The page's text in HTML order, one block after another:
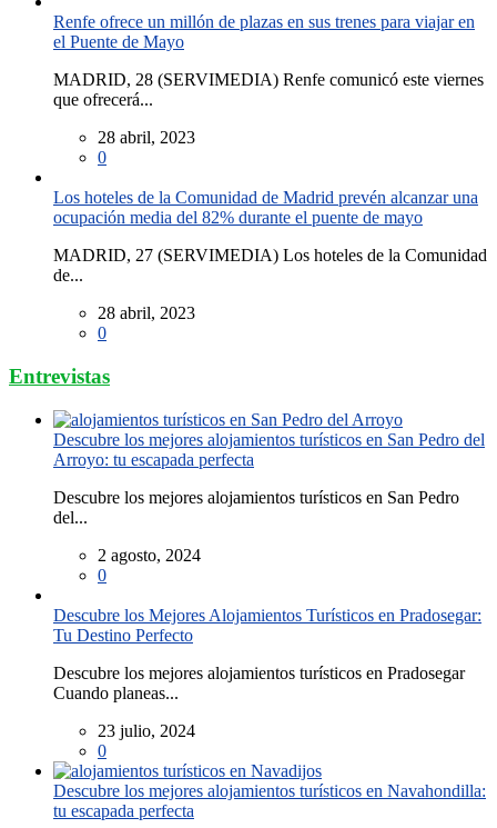
Renfe ofrece un millón de plazas en sus trenes para viajar en
el Puente de Mayo
MADRID, 28 (SERVIMEDIA) Renfe comunicó este viernes
que ofrecerá...
28 abril, 2023
0
Los hoteles de la Comunidad de Madrid prevén alcanzar una
ocupación media del 82% durante el puente de mayo
MADRID, 27 (SERVIMEDIA) Los hoteles de la Comunidad
de...
28 abril, 2023
0
Entrevistas
Descubre los mejores alojamientos turísticos en San Pedro del
Arroyo: tu escapada perfecta
Descubre los mejores alojamientos turísticos en San Pedro
del...
2 agosto, 2024
0
Descubre los Mejores Alojamientos Turísticos en Pradosegar:
Tu Destino Perfecto
Descubre los mejores alojamientos turísticos en Pradosegar
Cuando planeas...
23 julio, 2024
0
Descubre los mejores alojamientos turísticos en Navahondilla:
tu escapada perfecta